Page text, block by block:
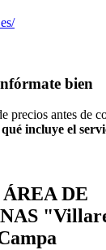
bien
precios antes de
qué incluye el
DE